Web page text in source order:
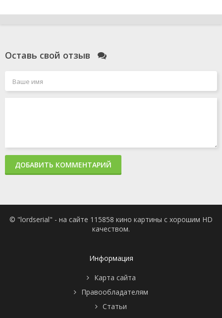
Оставь свой отзыв
ДОБАВИТЬ КОММЕНТАРИЙ
© "lordserial" - на сайте 115858 кино картины с хорошим HD
качеством.
Информация
Карта сайта
Правообладателям
Статьи